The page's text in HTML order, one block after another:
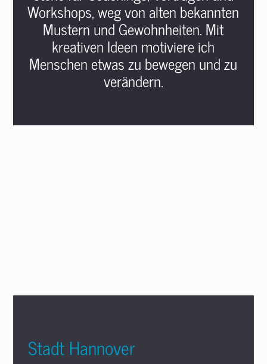
Workshops, weg von alten bekannten
Mustern und Gewohnheiten. Mit
kreativen Ideen motiviere ich
Menschen etwas zu bewegen und zu
verändern.
Stadt Hannover